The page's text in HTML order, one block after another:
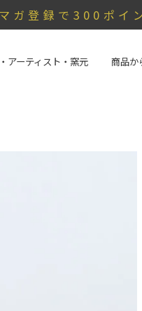
ガ登録で300ポイ
アーティスト・窯元 商品か